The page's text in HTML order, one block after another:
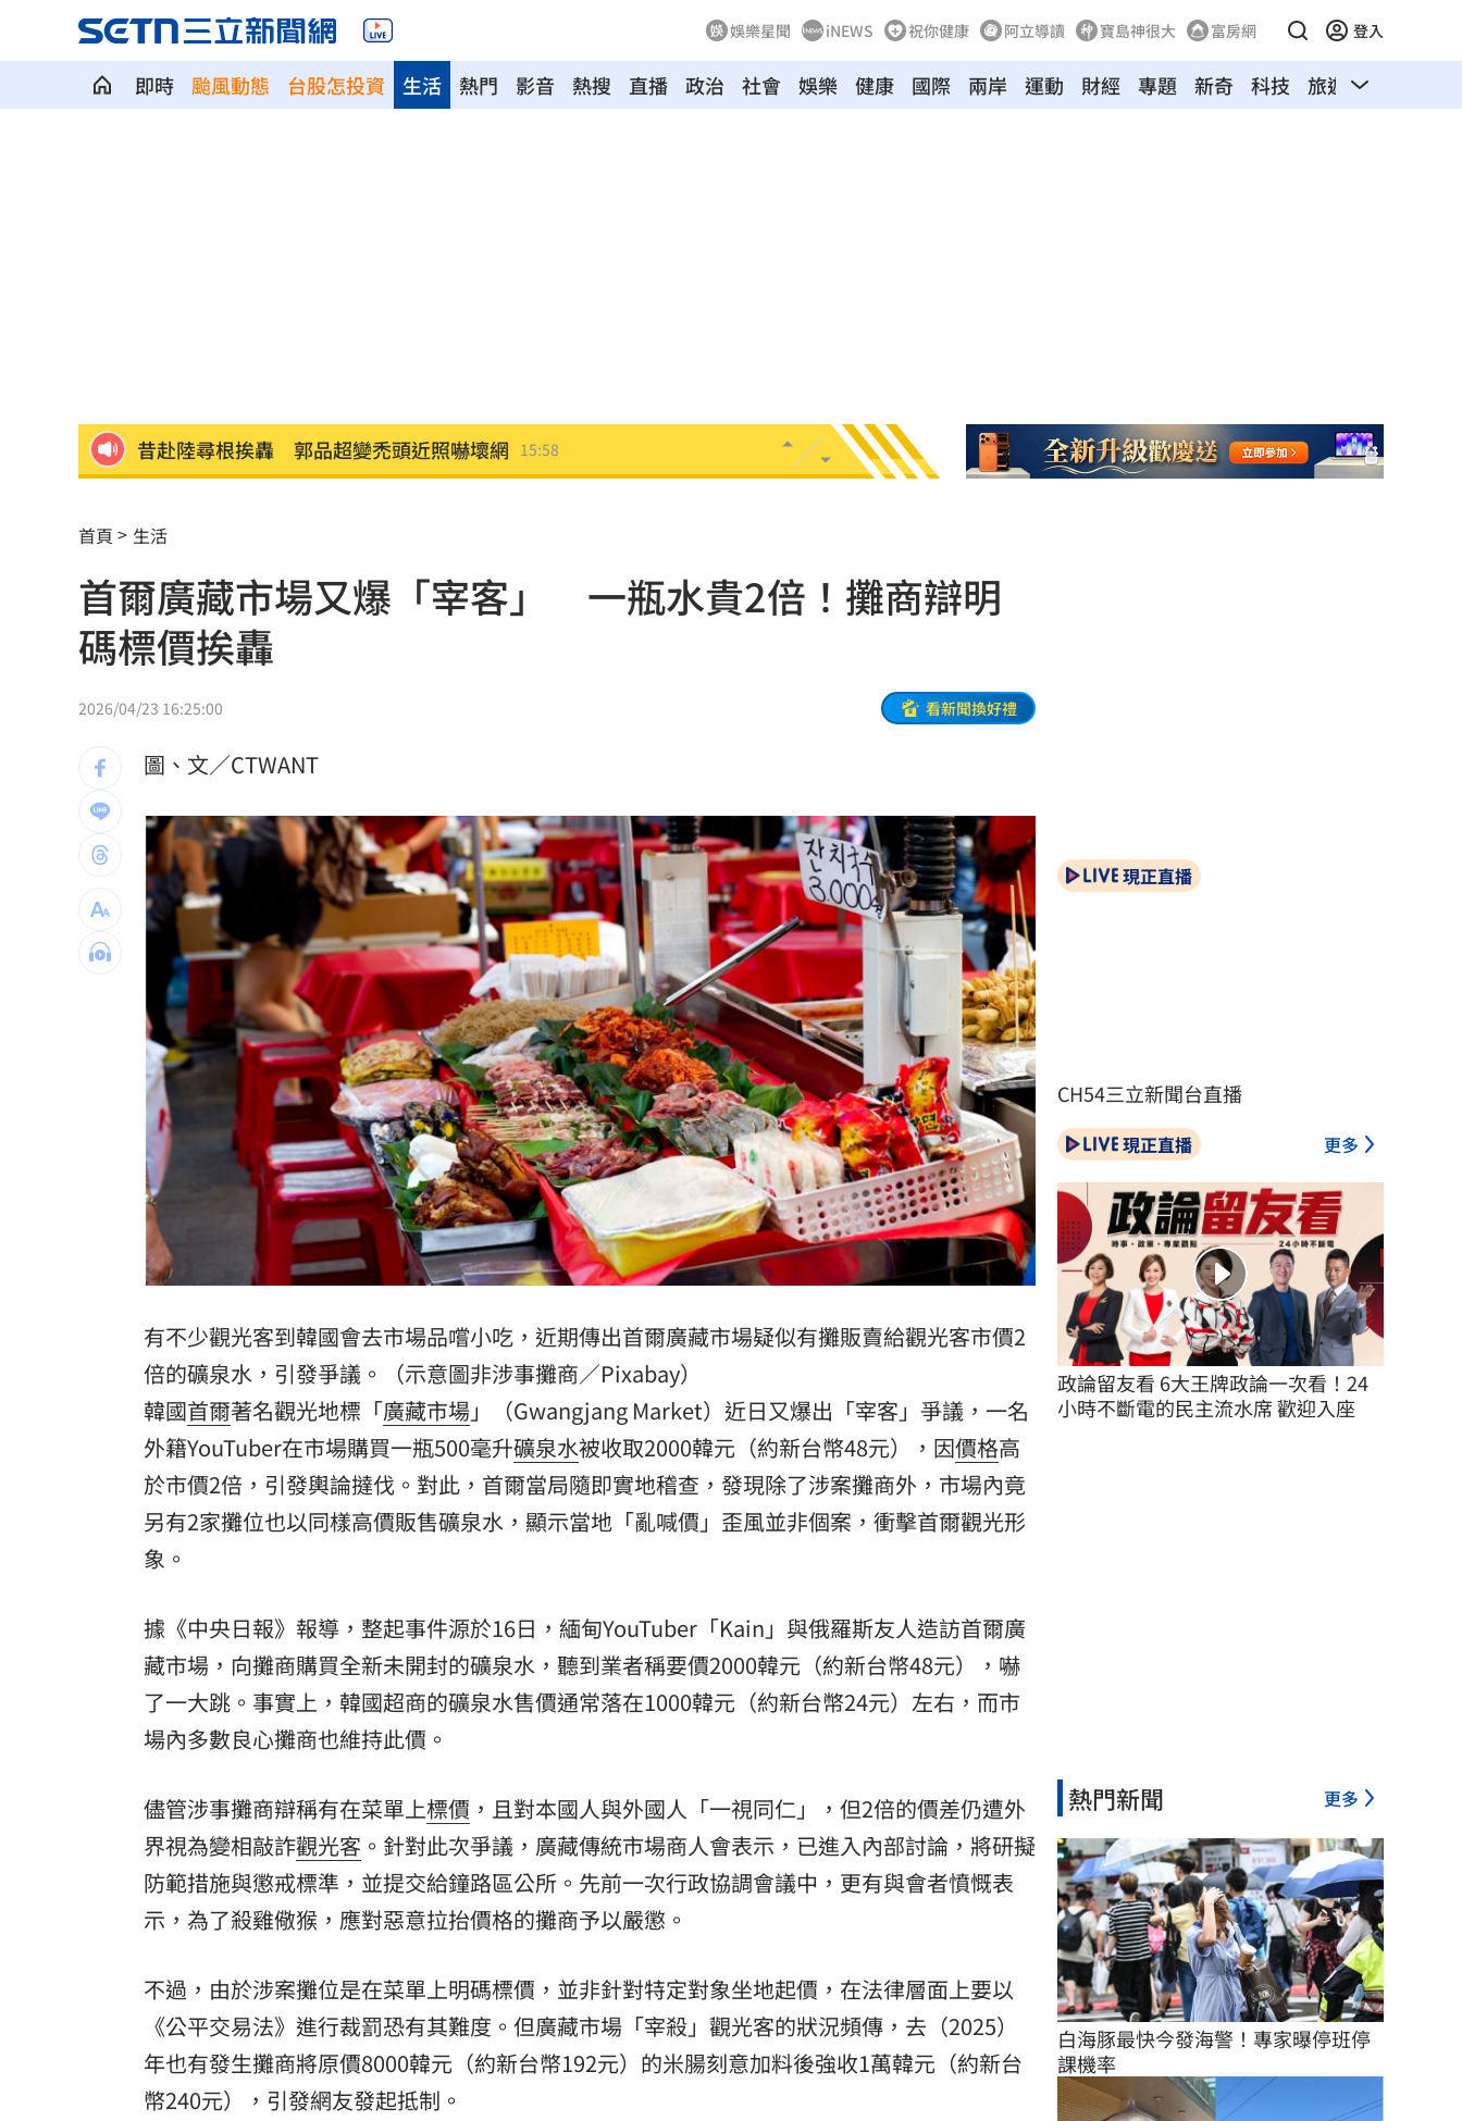
娛樂星聞 iNEWS 祝你健康 阿立導讀 寶島神很大 富房網 登入
即時 颱風動態 台股怎投資 熱門 影音 熱搜 直播 政治 社會 娛樂
生活 健康 國際 兩岸 運動 財經 專題 新奇 科技 旅遊 汽車
昔赴陸尋根挨轟 郭品超變禿頭近照嚇壞網 15:58
劉若雪首度回應！捲入周杰倫私生子風波
選手一開口驚豔全場 歌王聽到一半變臉 15:55
蔡英文助攻蘇巧慧 李四川曝「大咖」應戰
中企署攜3科技公司 助中小企業數位轉型
涉湮滅學生失蹤案證據 墨西哥前州長被捕
職涯剛起步 24歲足球員「上場被雷劈死」 15:44
漢光42／戰時聯合運輸實兵演練 現場曝 15:44
新／華邦電營收年增160.97% 股價評析 15:42
楠梓科學園區爆意外！電子廠鷹架剝離墜樓 15:41
新／4高中生三峽河戲水 1溺水救起命危 15:41
伊禁美以船通行荷莫茲海峽 違者罰貨值20% 15:40
吃堅果害上火、嘴破？醫曝：搭1物抗發炎 15:40
台灣彩券開獎直播中 20:31
LIVE三立+24小時直播 15:27
台彩父親節推新刮刮樂千萬頭獎超「爸」氣 12:00
商場戰國來臨 台中「頂奢大道」逐漸成形 12:00
「拍片人的多重宇宙」職涯論壇9/12登場！ 10:30
8國球員齊聚高雄 Formosa 7s掀足球熱潮 10:00
理想混蛋號召粉絲跨海追星吃美食！
首頁 生活
首爾廣藏市場又爆「宰客」 一瓶水貴2倍！攤商辯明
碼標價挨轟
2026/04/23 16:25:00 看新聞換好禮
圖、文／CTWANT
有不少觀光客到韓國會去市場品嚐小吃，近期傳出首爾廣藏市場疑似有攤販賣給觀光客市價2
倍的礦泉水，引發爭議。（示意圖非涉事攤商／Pixabay）
韓國首爾著名觀光地標「廣藏市場」（Gwangjang Market）近日又爆出「宰客」爭議，一名
外籍YouTuber在市場購買一瓶500毫升礦泉水被收取2000韓元（約新台幣48元），因價格高
於市價2倍，引發輿論撻伐。對此，首爾當局隨即實地稽查，發現除了涉案攤商外，市場內竟
另有2家攤位也以同樣高價販售礦泉水，顯示當地「亂喊價」歪風並非個案，衝擊首爾觀光形
象。
據《中央日報》報導，整起事件源於16日，緬甸YouTuber「Kain」與俄羅斯友人造訪首爾廣
藏市場，向攤商購買全新未開封的礦泉水，聽到業者稱要價2000韓元（約新台幣48元），嚇
了一大跳。事實上，韓國超商的礦泉水售價通常落在1000韓元（約新台幣24元）左右，而市
場內多數良心攤商也維持此價。
儘管涉事攤商辯稱有在菜單上標價 ，且對本國人與外國人「一視同仁」，但2倍的價差仍遭外
界視為變相敲詐觀光客 。針對此次爭議，廣藏傳統市場商人會表示，已進入內部討論，將研擬
防範措施與懲戒標準，並提交給鐘路區公所。先前一次行政協調會議中，更有與會者憤慨表
示，為了殺雞儆猴，應對惡意拉抬價格的攤商予以嚴懲。
不過，由於涉案攤位是在菜單上明碼標價，並非針對特定對象坐地起價，在法律層面上要以
《公平交易法》進行裁罰恐有其難度。但廣藏市場「宰殺」觀光客的狀況頻傳，去（2025）
年也有發生攤商將原價8000韓元（約新台幣192元）的米腸刻意加料後強收1萬韓元（約新台
幣240元），引發網友發起抵制。
現正直播
CH54三立新聞台直播
現正直播 更多
政論留友看 6大王牌政論一次看！24
小時不斷電的民主流水席 歡迎入座
熱門新聞 更多
白海豚最快今發海警！專家曝停班停
課機率